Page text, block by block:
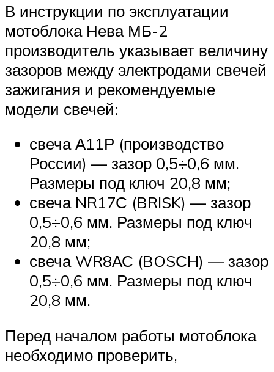
В инструкции по эксплуатации
мотоблока Нева МБ-2
производитель указывает величину
зазоров между электродами свечей
зажигания и рекомендуемые
модели свечей:
свеча А11Р (производство
России) — зазор 0,5÷0,6 мм.
Размеры под ключ 20,8 мм;
свеча NR17С (BRISK) — зазор
0,5÷0,6 мм. Размеры под ключ
20,8 мм;
свеча WR8АС (BOSСH) — зазор
0,5÷0,6 мм. Размеры под ключ
20,8 мм.
Перед началом работы мотоблока
необходимо проверить,